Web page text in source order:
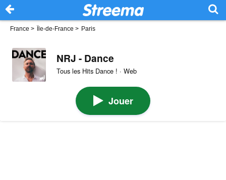
France > Île-de-France > Paris
NRJ - Dance
Tous les Hits Dance ! · Web
Jouer